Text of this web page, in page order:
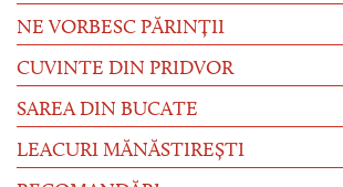
NE VORBESC PĂRINȚII
CUVINTE DIN PRIDVOR
SAREA DIN BUCATE
LEACURI MĂNĂSTIREȘTI